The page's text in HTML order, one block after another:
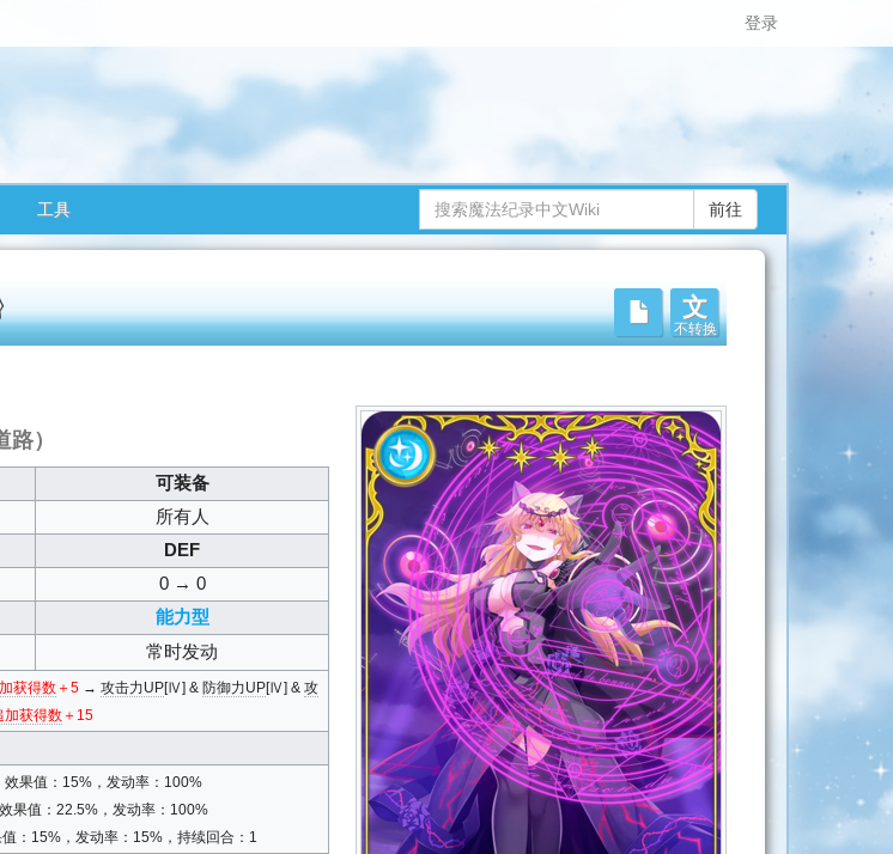
登录
工具
文
不转换
）
可装备
所有人
DEF
0 → 0
能力型
常时发动
获得数＋5→ 攻击力UP[Ⅳ] & 防御力UP[Ⅳ] & 攻
加获得数 ＋15
效果值：15%，发动率：100%
果值：22.5%，发动率：100%
值：15%，发动率：15%，持续回合：1